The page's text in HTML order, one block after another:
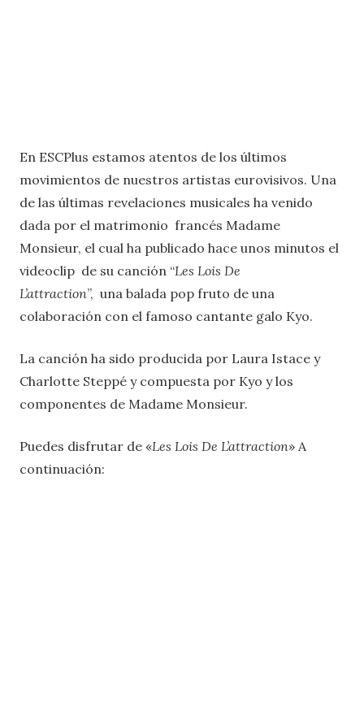
En ESCPlus estamos atentos de los últimos
movimientos de nuestros artistas eurovisivos. Una
de las últimas revelaciones musicales ha venido
dada por el matrimonio francés Madame
Monsieur, el cual ha publicado hace unos minutos el
videoclip de su canción “Les Lois De
L’attraction”, una balada pop fruto de una
colaboración con el famoso cantante galo Kyo.
La canción ha sido producida por Laura Istace y
Charlotte Steppé y compuesta por Kyo y los
componentes de Madame Monsieur.
Puedes disfrutar de «Les Lois De L’attraction» A
continuación: